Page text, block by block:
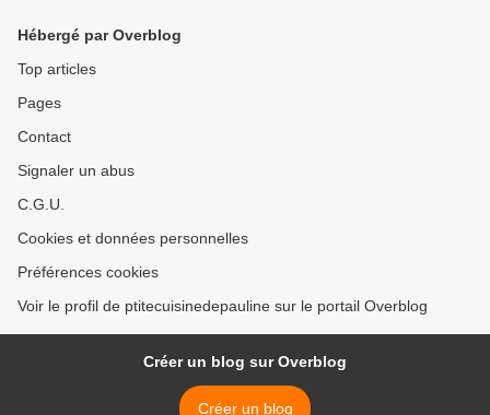
Hébergé par Overblog
Top articles
Pages
Contact
Signaler un abus
C.G.U.
Cookies et données personnelles
Préférences cookies
Voir le profil de ptitecuisinedepauline sur le portail Overblog
Créer un blog sur Overblog
Créer un blog